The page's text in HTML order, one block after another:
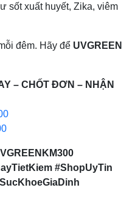
sốt xuất huyết, Zika, viêm
đêm. Hãy để UVGREEN
– CHỐT ĐƠN – NHẬN
#ShopUyTin